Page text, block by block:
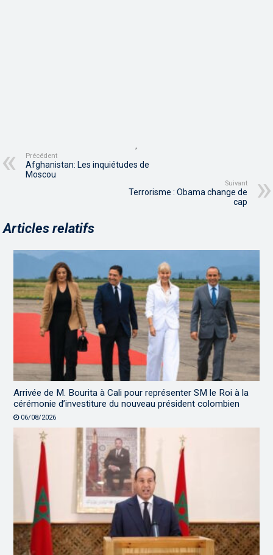
,
Précédent
Afghanistan: Les inquiétudes de
Moscou
Suivant
Terrorisme : Obama change de
cap
Articles relatifs
Arrivée de M. Bourita à Cali pour représenter SM le Roi à la
cérémonie d’investiture du nouveau président colombien
06/08/2026